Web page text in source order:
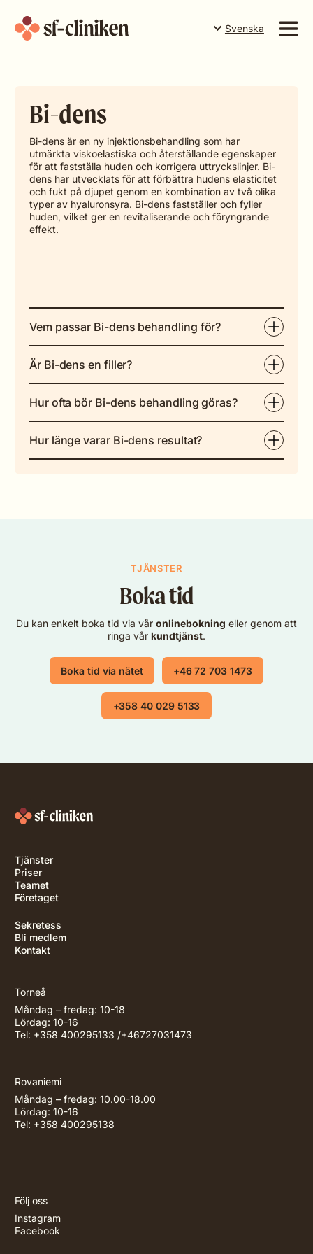
Svenska
Priser
Teamet
Företaget
Boka tid i Torneå Boka tid i Rovaniemi
Boka tid i Levi
Bi-dens
Bi-dens är en ny injektionsbehandling som har
utmärkta viskoelastiska och återställande egenskaper
för att fastställa huden och korrigera uttryckslinjer. Bi-
dens har utvecklats för att förbättra hudens elasticitet
och fukt på djupet genom en kombination av två olika
typer av hyaluronsyra. Bi-dens fastställer och fyller
huden, vilket ger en revitaliserande och föryngrande
effekt.
Vem passar Bi-dens behandling för?
Är Bi-dens en filler?
Hur ofta bör Bi-dens behandling göras?
Hur länge varar Bi-dens resultat?
TJÄNSTER
Boka tid
Du kan enkelt boka tid via vår onlinebokning eller genom att
ringa vår kundtjänst.
Boka tid via nätet +46 72 703 1473
+358 40 029 5133
Tjänster
Priser
Teamet
Företaget
Sekretess
Bli medlem
Kontakt
Torneå
Måndag – fredag: 10-18
Lördag: 10-16
Tel: +358 400295133 /+46727031473
Rovaniemi
Måndag – fredag: 10.00-18.00
Lördag: 10-16
Tel: +358 400295138
Följ oss
Instagram
Facebook